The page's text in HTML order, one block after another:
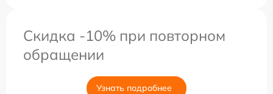
Скидка -10% при повторном
обращении
Узнать подробнее